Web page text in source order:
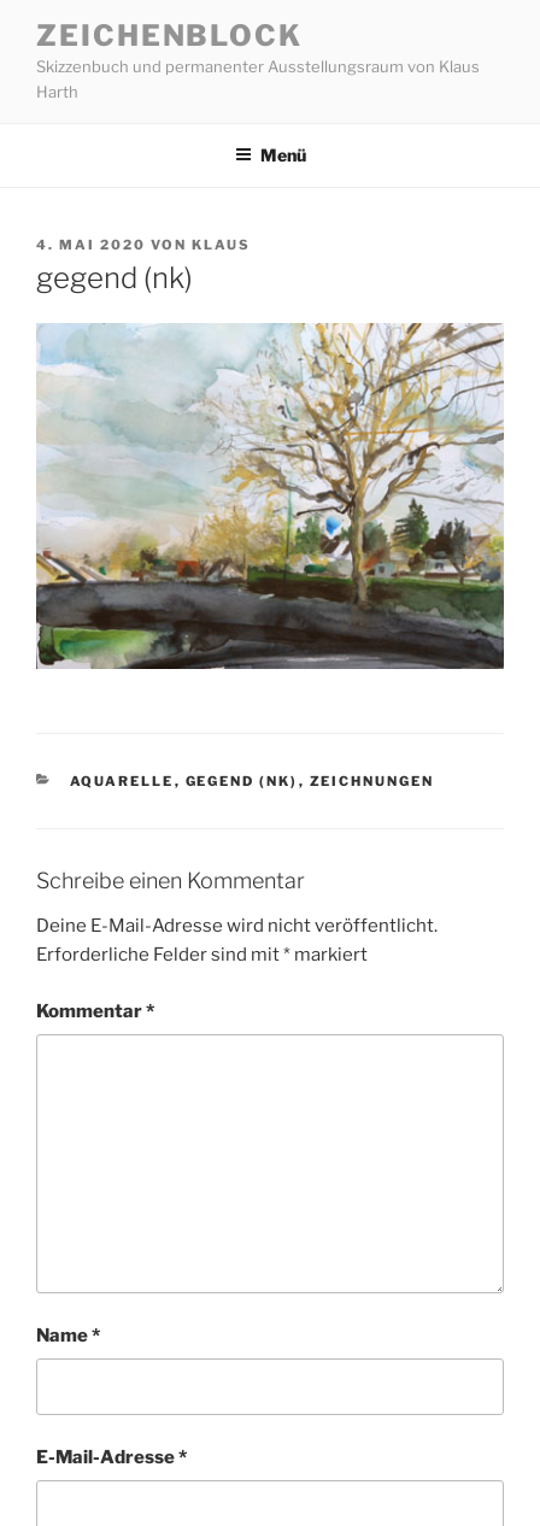
Inhalt
springen
ZEICHENBLOCK
Skizzenbuch und permanenter Ausstellungsraum von Klaus
Harth
Menü
VERÖFFENTLICHT
4. MAI 2020 VON KLAUS
gegend (nk)
KATEGORIEN
AQUARELLE , GEGEND (NK) , ZEICHNUNGEN
Schreibe einen Kommentar
Deine E-Mail-Adresse wird nicht veröffentlicht.
Erforderliche Felder sind mit* markiert
Kommentar*
Name*
E-Mail-Adresse*